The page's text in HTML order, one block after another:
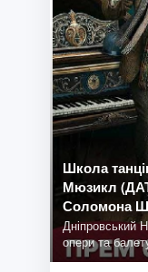
Школа
Мюзикл
Соломона
Дніпровський
опери та